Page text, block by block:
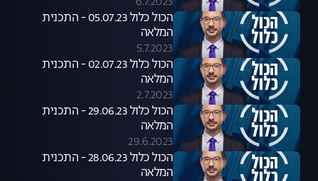
הכול כלול 05.07.23 - התכנית
המלאה
5.7.2023
הכול כלול 02.07.23 - התכנית
המלאה
2.7.2023
הכול כלול 29.06.23 - התכנית
המלאה
29.6.2023
הכול כלול 28.06.23 - התכנית
המלאה